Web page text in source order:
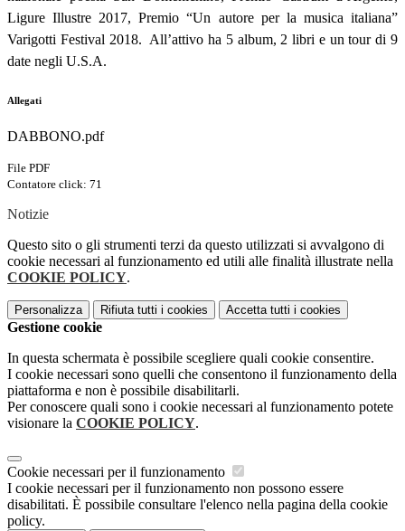
Ligure Illustre 2017, Premio “Un autore per la musica italiana”
Varigotti Festival 2018. All’attivo ha 5 album, 2 libri e un tour di 9
date negli U.S.A.
Allegati
DABBONO.pdf
File PDF
Contatore click: 71
Notizie
Questo sito o gli strumenti terzi da questo utilizzati si avvalgono di
cookie necessari al funzionamento ed utili alle finalità illustrate nella
COOKIE POLICY.
Personalizza Rifiuta tutti i cookies Accetta tutti i cookies
Gestione cookie
In questa schermata è possibile scegliere quali cookie consentire.
I cookie necessari sono quelli che consentono il funzionamento della
piattaforma e non è possibile disabilitarli.
Per conoscere quali sono i cookie necessari al funzionamento potete
visionare la COOKIE POLICY.
Cookie necessari per il funzionamento
I cookie necessari per il funzionamento non possono essere
disabilitati. È possibile consultare l'elenco nella pagina della cookie
policy.